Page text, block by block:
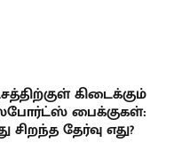
கிடைக்கும்
பைக்குகள்:
சிறந்த தேர்வு எது?